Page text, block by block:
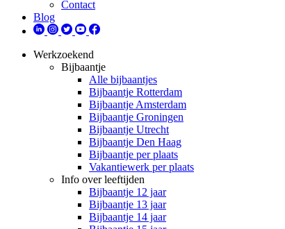
Contact
Blog
Werkzoekend
Bijbaantje
Alle bijbaantjes
Bijbaantje Rotterdam
Bijbaantje Amsterdam
Bijbaantje Groningen
Bijbaantje Utrecht
Bijbaantje Den Haag
Bijbaantje per plaats
Vakantiewerk per plaats
Info over leeftijden
Bijbaantje 12 jaar
Bijbaantje 13 jaar
Bijbaantje 14 jaar